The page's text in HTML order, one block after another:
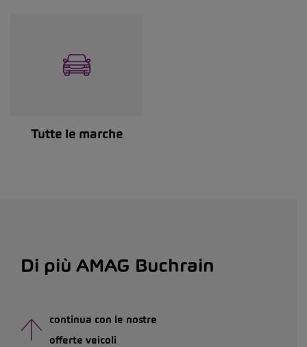
Tutte le marche
Di più AMAG Buchrain
continua con le nostre
offerte veicoli